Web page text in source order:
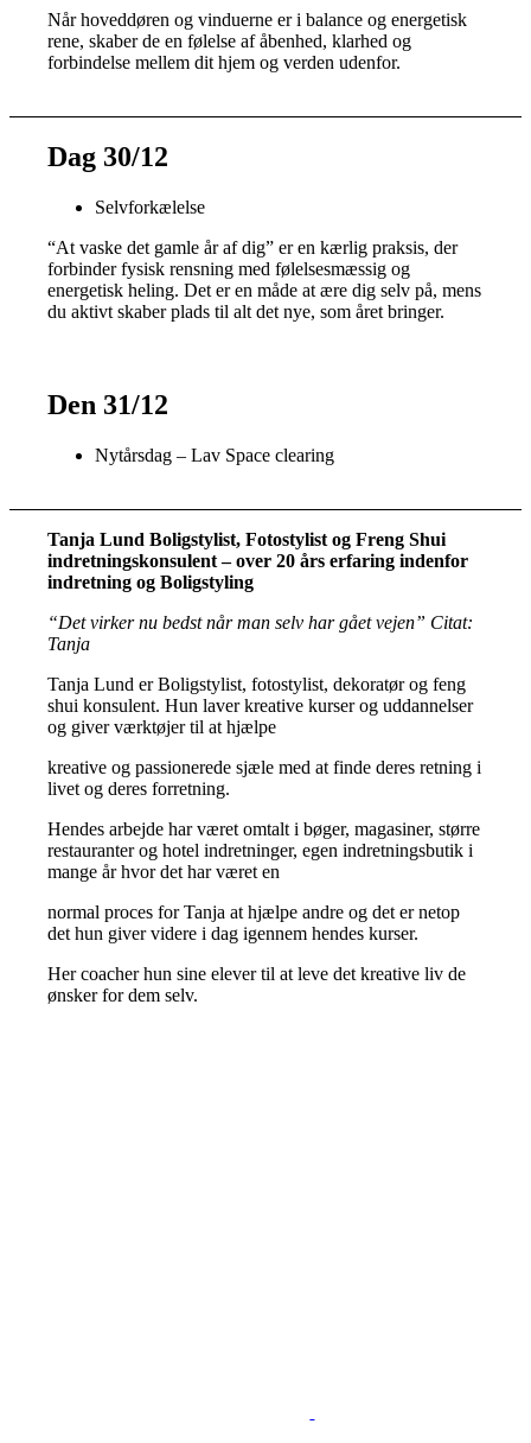
Når hoveddøren og vinduerne er i balance og energetisk
rene, skaber de en følelse af åbenhed, klarhed og
forbindelse mellem dit hjem og verden udenfor.
Dag 30/12
Selvforkælelse
“At vaske det gamle år af dig” er en kærlig praksis, der
forbinder fysisk rensning med følelsesmæssig og
energetisk heling. Det er en måde at ære dig selv på, mens
du aktivt skaber plads til alt det nye, som året bringer.
Den 31/12
Nytårsdag – Lav Space clearing
Tanja Lund Boligstylist, Fotostylist og Freng Shui
indretningskonsulent – over 20 års erfaring indenfor
indretning og Boligstyling
“Det virker nu bedst når man selv har gået vejen” Citat:
Tanja
Tanja Lund er Boligstylist, fotostylist, dekoratør og feng
shui konsulent. Hun laver kreative kurser og uddannelser
og giver værktøjer til at hjælpe
kreative og passionerede sjæle med at finde deres retning i
livet og deres forretning.
Hendes arbejde har været omtalt i bøger, magasiner, større
restauranter og hotel indretninger, egen indretningsbutik i
mange år hvor det har været en
normal proces for Tanja at hjælpe andre og det er netop
det hun giver videre i dag igennem hendes kurser.
Her coacher hun sine elever til at leve det kreative liv de
ønsker for dem selv.